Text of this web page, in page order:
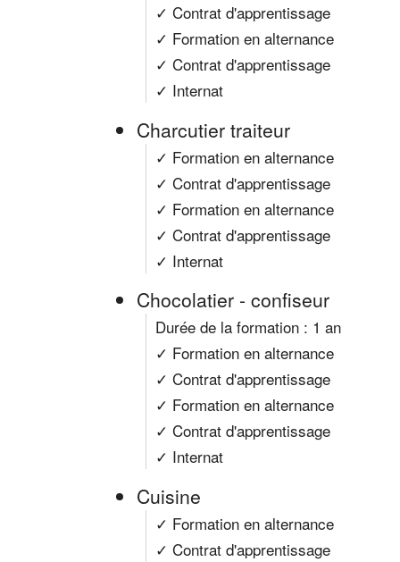
✓ Contrat d'apprentissage
✓ Formation en alternance
✓ Contrat d'apprentissage
✓ Internat
Charcutier traiteur
✓ Formation en alternance
✓ Contrat d'apprentissage
✓ Formation en alternance
✓ Contrat d'apprentissage
✓ Internat
Chocolatier - confiseur
Durée de la formation : 1 an
✓ Formation en alternance
✓ Contrat d'apprentissage
✓ Formation en alternance
✓ Contrat d'apprentissage
✓ Internat
Cuisine
✓ Formation en alternance
✓ Contrat d'apprentissage